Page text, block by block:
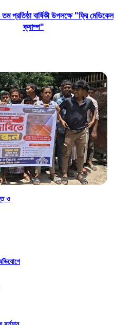
তম প্রতিষ্ঠা বার্ষিকী উপলক্ষে "ফ্রি মেডিকেল
ক্যাম্প"
ও